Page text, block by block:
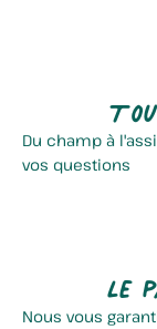
Du champ à
vos questions
Le
Nous vous